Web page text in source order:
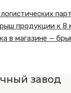
продукции к 8
в магазине —
завод